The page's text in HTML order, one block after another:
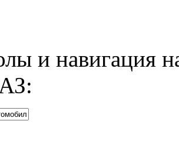
и навигация